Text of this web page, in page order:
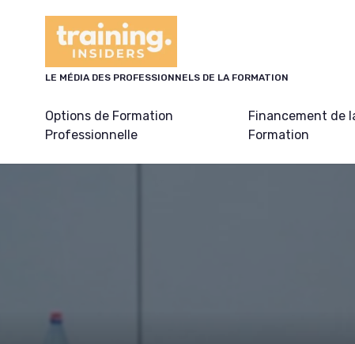
LE MÉDIA DES PROFESSIONNELS DE LA FORMATION
Options de Formation
Professionnelle
Financement de
Formation